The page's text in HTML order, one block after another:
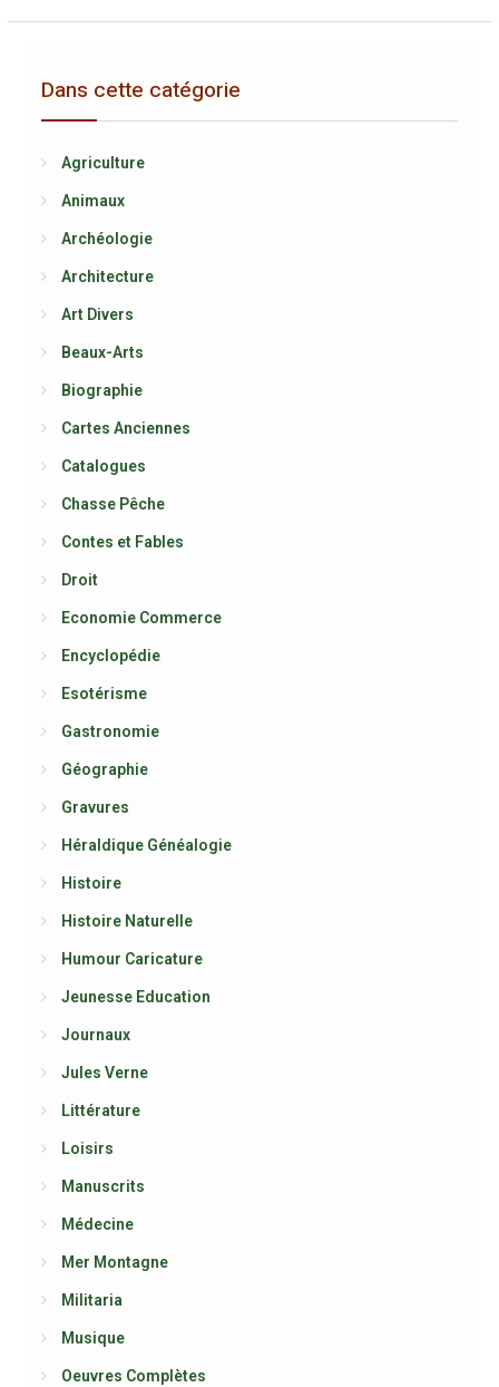
Dans cette catégorie
Agriculture
Animaux
Archéologie
Architecture
Art Divers
Beaux-Arts
Biographie
Cartes Anciennes
Catalogues
Chasse Pêche
Contes et Fables
Droit
Economie Commerce
Encyclopédie
Esotérisme
Gastronomie
Géographie
Gravures
Héraldique Généalogie
Histoire
Histoire Naturelle
Humour Caricature
Jeunesse Education
Journaux
Jules Verne
Littérature
Loisirs
Manuscrits
Médecine
Mer Montagne
Militaria
Musique
Oeuvres Complètes